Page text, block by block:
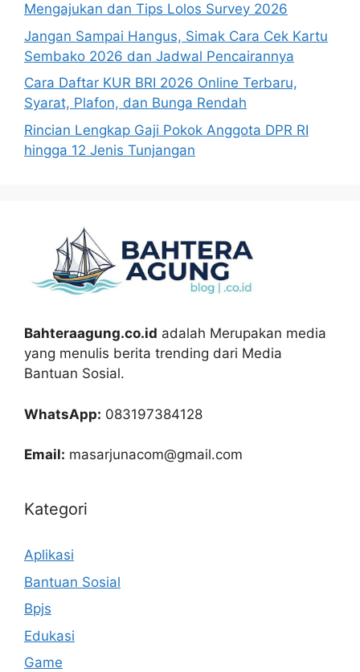
Mengajukan dan Tips Lolos Survey 2026
Jangan Sampai Hangus, Simak Cara Cek Kartu
Sembako 2026 dan Jadwal Pencairannya
Cara Daftar KUR BRI 2026 Online Terbaru,
Syarat, Plafon, dan Bunga Rendah
Rincian Lengkap Gaji Pokok Anggota DPR RI
hingga 12 Jenis Tunjangan
Bahteraagung.co.id adalah Merupakan media
yang menulis berita trending dari Media
Bantuan Sosial.
WhatsApp: 083197384128
Email: masarjunacom@gmail.com
Kategori
Aplikasi
Bantuan Sosial
Bpjs
Edukasi
Game